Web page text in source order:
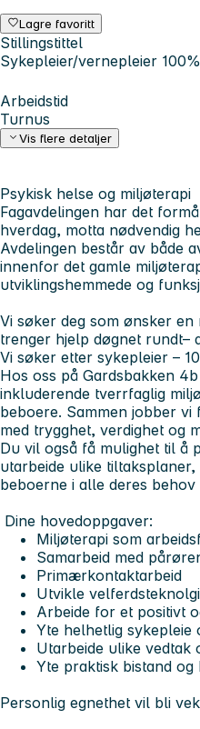
Lagre favoritt
Stillingstittel
Sykepleier/vernepleier 100%
Arbeidstid
Turnus
Vis flere detaljer
Psykisk helse og miljøterapi
Fagavdelingen har det
hverdag, motta nødvendig
Avdelingen består av både
innenfor det gamle
utviklingshemmede og
Vi søker deg som ønsker
trenger hjelp døgnet rundt–
Vi søker etter sykepleier –
Hos oss på Gardsbakken
inkluderende tverrfaglig
beboere. Sammen jobber
med trygghet, verdighet og
Du vil også få mulighet til å
utarbeide ulike
beboerne i alle deres behov
Dine hovedoppgaver:
Miljøterapi som
Samarbeid med
Primærkontaktarbeid
Utvikle
Arbeide for et positivt
Yte helhetlig
Utarbeide ulike vedtak
Yte praktisk bistand
Personlig egnethet vil bli